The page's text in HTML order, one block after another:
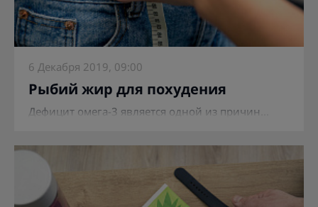
6 Декабря 2019, 09:00
Рыбий жир для похудения
Дефицит омега-3 является одной из причин...